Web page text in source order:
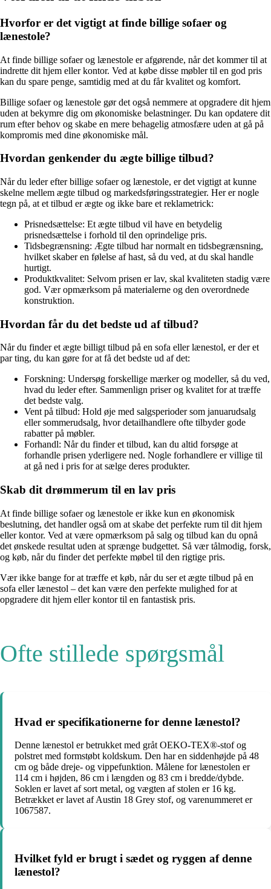
Hvorfor er det vigtigt at finde billige sofaer og
lænestole?
At finde billige sofaer og lænestole er afgørende, når det kommer til at
indrette dit hjem eller kontor. Ved at købe disse møbler til en god pris
kan du spare penge, samtidig med at du får kvalitet og komfort.
Billige sofaer og lænestole gør det også nemmere at opgradere dit hjem
uden at bekymre dig om økonomiske belastninger. Du kan opdatere dit
rum efter behov og skabe en mere behagelig atmosfære uden at gå på
kompromis med dine økonomiske mål.
Hvordan genkender du ægte billige tilbud?
Når du leder efter billige sofaer og lænestole, er det vigtigt at kunne
skelne mellem ægte tilbud og markedsføringsstrategier. Her er nogle
tegn på, at et tilbud er ægte og ikke bare et reklametrick:
Prisnedsættelse: Et ægte tilbud vil have en betydelig
prisnedsættelse i forhold til den oprindelige pris.
Tidsbegrænsning: Ægte tilbud har normalt en tidsbegrænsning,
hvilket skaber en følelse af hast, så du ved, at du skal handle
hurtigt.
Produktkvalitet: Selvom prisen er lav, skal kvaliteten stadig være
god. Vær opmærksom på materialerne og den overordnede
konstruktion.
Hvordan får du det bedste ud af tilbud?
Når du finder et ægte billigt tilbud på en sofa eller lænestol, er der et
par ting, du kan gøre for at få det bedste ud af det:
Forskning: Undersøg forskellige mærker og modeller, så du ved,
hvad du leder efter. Sammenlign priser og kvalitet for at træffe
det bedste valg.
Vent på tilbud: Hold øje med salgsperioder som januarudsalg
eller sommerudsalg, hvor detailhandlere ofte tilbyder gode
rabatter på møbler.
Forhandl: Når du finder et tilbud, kan du altid forsøge at
forhandle prisen yderligere ned. Nogle forhandlere er villige til
at gå ned i pris for at sælge deres produkter.
Skab dit drømmerum til en lav pris
At finde billige sofaer og lænestole er ikke kun en økonomisk
beslutning, det handler også om at skabe det perfekte rum til dit hjem
eller kontor. Ved at være opmærksom på salg og tilbud kan du opnå
det ønskede resultat uden at sprænge budgettet. Så vær tålmodig, forsk,
og køb, når du finder det perfekte møbel til den rigtige pris.
Vær ikke bange for at træffe et køb, når du ser et ægte tilbud på en
sofa eller lænestol – det kan være den perfekte mulighed for at
opgradere dit hjem eller kontor til en fantastisk pris.
Ofte stillede spørgsmål
Hvad er specifikationerne for denne lænestol?
Denne lænestol er betrukket med gråt OEKO-TEX®-stof og
polstret med formstøbt koldskum. Den har en siddenhøjde på 48
cm og både dreje- og vippefunktion. Målene for lænestolen er
114 cm i højden, 86 cm i længden og 83 cm i bredde/dybde.
Soklen er lavet af sort metal, og vægten af stolen er 16 kg.
Betrækket er lavet af Austin 18 Grey stof, og varenummeret er
1067587.
Hvilket fyld er brugt i sædet og ryggen af ​​denne
lænestol?